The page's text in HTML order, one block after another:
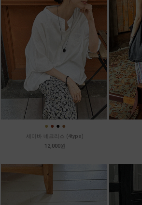
● ● ● ●
세이바 네크리스 (4type)
12,000원